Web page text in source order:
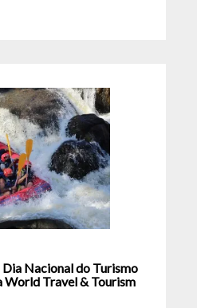
Nacional do Turismo
World Travel & Tourism